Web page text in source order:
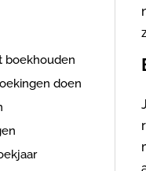
boekhouden
doen